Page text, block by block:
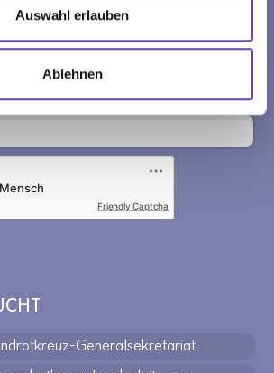
Auswahl erlauben
Ablehnen
Friendly Captcha
Generalsekretariat